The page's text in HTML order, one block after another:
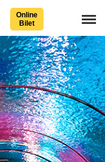
Online
Bilet